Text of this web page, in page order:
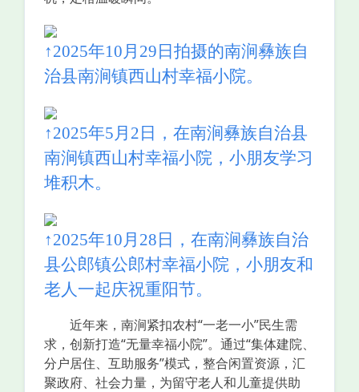
↑2025年10月29日拍摄的南涧彝族自
治县南涧镇西山村幸福小院。
↑2025年5月2日，在南涧彝族自治县
南涧镇西山村幸福小院，小朋友学习
堆积木。
↑2025年10月28日，在南涧彝族自治
县公郎镇公郎村幸福小院，小朋友和
老人一起庆祝重阳节。
近年来，南涧紧扣农村“一老一小”民生需
求，创新打造“无量幸福小院”。通过“集体建院、
分户居住、互助服务”模式，整合闲置资源，汇
聚政府、社会力量，为留守老人和儿童提供助